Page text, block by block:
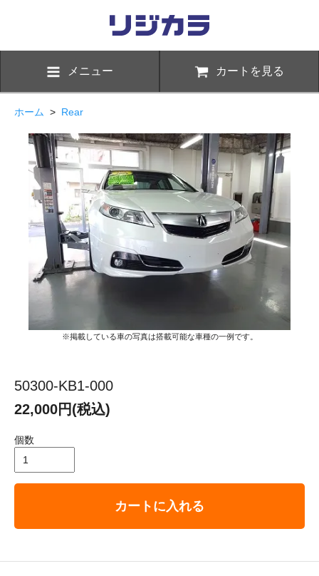
メニュー カートを見る
ホーム > Rear
※掲載している車の写真は搭載可能な車種の一例です。
50300-KB1-000
22,000円(税込)
個数
カートに入れる